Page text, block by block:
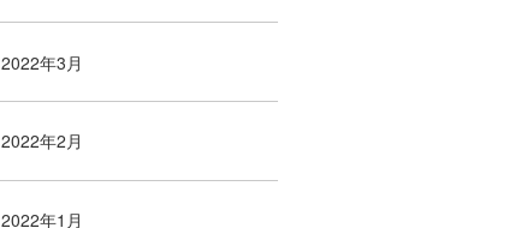
2022年3月
2022年2月
2022年1月